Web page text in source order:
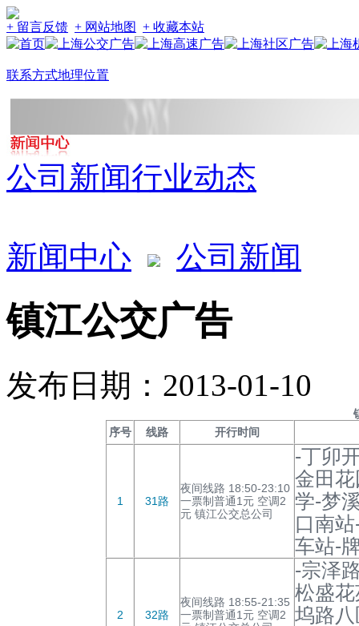
+ 留言反馈 + 网站地图 + 收藏本站
联系方式地理位置
公司新闻行业动态
新闻中心 公司新闻
镇江公交广告
发布日期：2013-01-10
序号
线路 开行时间
1 31路
夜间线路 18:50-23:10
一票制普通1元 空调2
元 镇江公交总公司
-丁卯
金田
学-梦
口南
车站-
2 32路
夜间线路 18:55-21:35
一票制普通1元 空调2
-宗泽
松盛
坞路